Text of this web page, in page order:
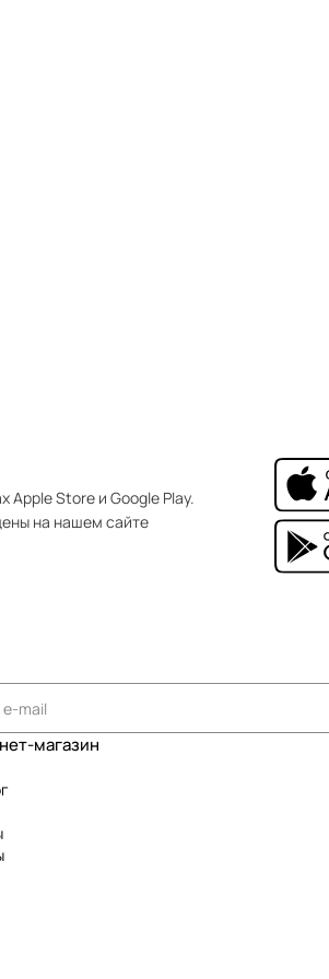
Apple Store и Google Play.
на нашем сайте
магазин